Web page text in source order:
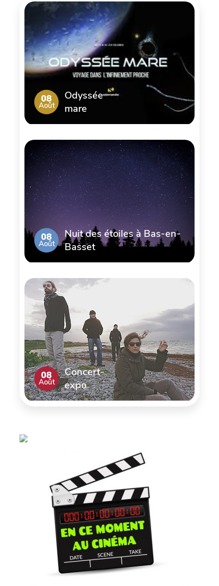
08
Août
Odyssée
mare
08
Août
Nuit des étoiles à Bas-en-
Basset
08
Août
Concert-
expo